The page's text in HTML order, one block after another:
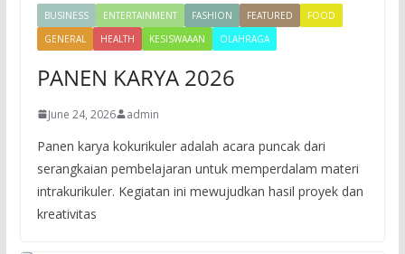
BUSINESS ENTERTAINMENT FASHION FEATURED
FOOD
GENERAL
HEALTH KESISWAAAN OLAHRAGA
PANEN KARYA 2026
June 24, 2026 admin
Panen karya kokurikuler adalah acara puncak dari
serangkaian pembelajaran untuk memperdalam materi
intrakurikuler. Kegiatan ini mewujudkan hasil proyek dan
kreativitas